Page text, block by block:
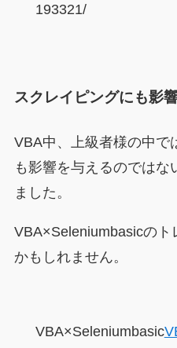
193321/
スクレイピングにも影
VBA中、上級者様の中で
も影響を与えるのでは
ました。
VBA×Seleniumbasicのト
かもしれません。
VBA×Seleniumbasic